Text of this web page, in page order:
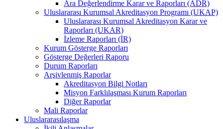
Ara Değerlendirme Karar ve Raporları (ADR)
Uluslararası Kurumsal Akreditasyon Programı (UKAP)
Uluslararası Kurumsal Akreditasyon Karar ve
Raporları (UKAR)
İzleme Raporları (İR)
Kurum Gösterge Raporları
Gösterge Değerleri Raporu
Durum Raporları
Arşivlenmiş Raporlar
Akreditasyon Bilgi Notları
Misyon Farklılaşması Kurum Raporları
Diğer Raporlar
Mali Raporlar
Uluslararasılaşma